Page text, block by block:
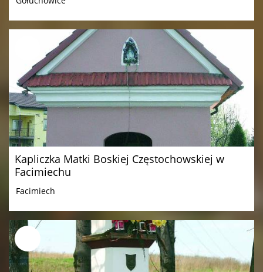
Kapliczka Matki Boskiej Częstochowskiej w
Facimiechu
Facimiech